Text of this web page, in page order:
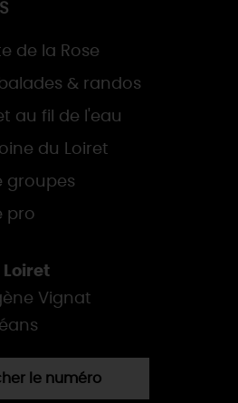
de la Rose
& randos
au fil de l'eau
du Loiret
groupes
pro
Vignat
le numéro